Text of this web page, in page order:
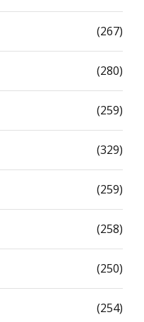
(267)
(280)
(259)
(329)
(259)
(258)
(250)
(254)